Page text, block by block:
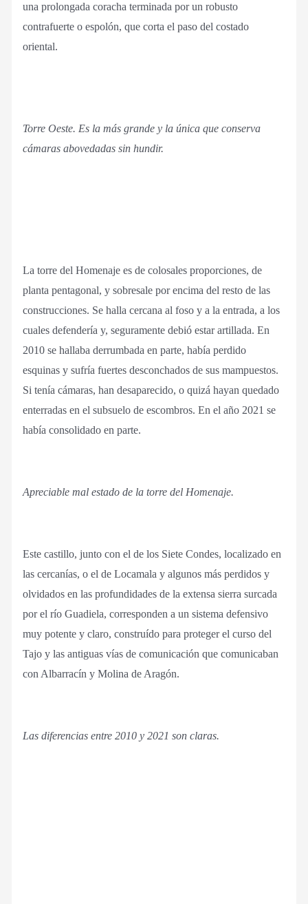
una prolongada coracha terminada por un robusto
contrafuerte o espolón, que corta el paso del costado
oriental.
Torre Oeste. Es la más grande y la única que conserva
cámaras abovedadas sin hundir.
La torre del Homenaje es de colosales proporciones, de
planta pentagonal, y sobresale por encima del resto de las
construcciones. Se halla cercana al foso y a la entrada, a los
cuales defendería y, seguramente debió estar artillada. En
2010 se hallaba derrumbada en parte, había perdido
esquinas y sufría fuertes desconchados de sus mampuestos.
Si tenía cámaras, han desaparecido, o quizá hayan quedado
enterradas en el subsuelo de escombros. En el año 2021 se
había consolidado en parte.
Apreciable mal estado de la torre del Homenaje.
Este castillo, junto con el de los Siete Condes, localizado en
las cercanías, o el de Locamala y algunos más perdidos y
olvidados en las profundidades de la extensa sierra surcada
por el río Guadiela, corresponden a un sistema defensivo
muy potente y claro, construído para proteger el curso del
Tajo y las antiguas vías de comunicación que comunicaban
con Albarracín y Molina de Aragón.
Las diferencias entre 2010 y 2021 son claras.